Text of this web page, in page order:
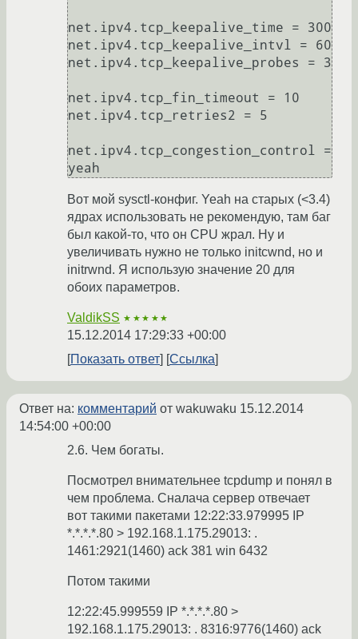
net.ipv4.tcp_keepalive_time = 300
net.ipv4.tcp_keepalive_intvl = 60
net.ipv4.tcp_keepalive_probes = 3
net.ipv4.tcp_fin_timeout = 10
net.ipv4.tcp_retries2 = 5
net.ipv4.tcp_congestion_control =
Вот мой sysctl-конфиг. Yeah на старых (<3.4)
ядрах использовать не рекомендую, там баг
был какой-то, что он CPU жрал. Ну и
увеличивать нужно не только initcwnd, но и
initrwnd. Я использую значение 20 для
обоих параметров.
ValdikSS ★★★★★
15.12.2014 17:29:33 +00:00
Показать ответ
Ссылка
Ответ на: комментарий от wakuwaku 15.12.2014
14:54:00 +00:00
2.6. Чем богаты.
Посмотрел внимательнее tcpdump и понял в
чем проблема. Сналача сервер отвечает
вот такими пакетами 12:22:33.979995 IP
*.*.*.*.80 > 192.168.1.175.29013: .
1461:2921(1460) ack 381 win 6432
Потом такими
12:22:45.999559 IP *.*.*.*.80 >
192.168.1.175.29013: . 8316:9776(1460) ack